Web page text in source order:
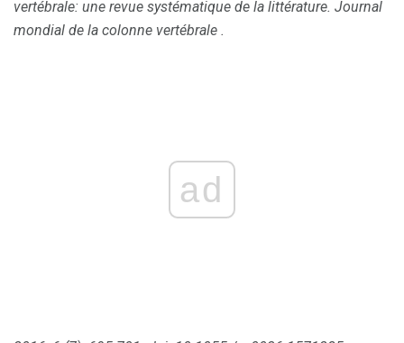
vertébrale: une revue systématique de la littérature. Journal
mondial de la colonne vertébrale .
ad